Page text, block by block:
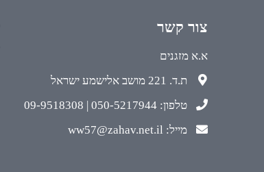
צור קשר
א.א מזגנים
ת.ד. 221 מושב אלישמע ישראל
טלפון: 050-5217944 | 09-9518308
מייל: ww57@zahav.net.il